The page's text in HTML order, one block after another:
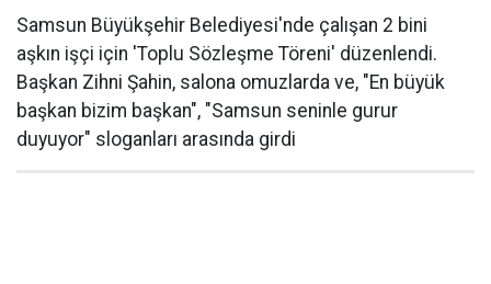
Samsun Büyükşehir Belediyesi'nde çalışan 2 bini
aşkın işçi için 'Toplu Sözleşme Töreni' düzenlendi.
Başkan Zihni Şahin, salona omuzlarda ve, "En büyük
başkan bizim başkan", "Samsun seninle gurur
duyuyor" sloganları arasında girdi